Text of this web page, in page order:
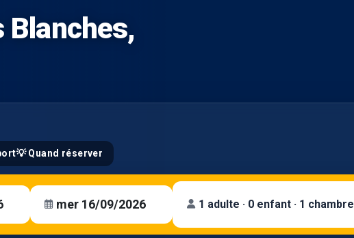
Blanches,
💡 Quand réserver
1 adulte · 0 enfant · 1 chambre